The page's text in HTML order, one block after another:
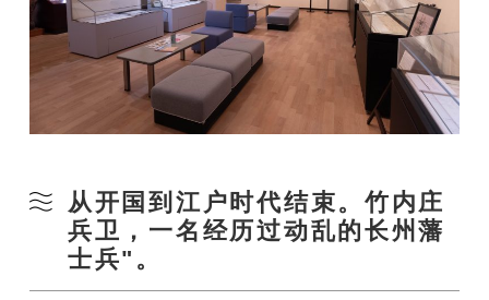
从开国到江户时代结束。竹内庄
兵卫，一名经历过动乱的长州藩
士兵"。